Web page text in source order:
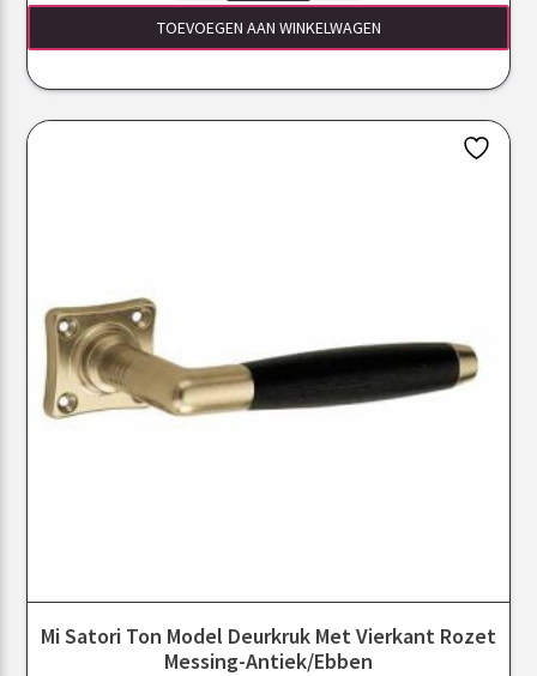
TOEVOEGEN AAN WINKELWAGEN
Mi Satori Ton Model Deurkruk Met Vierkant Rozet
Messing-Antiek/ebben